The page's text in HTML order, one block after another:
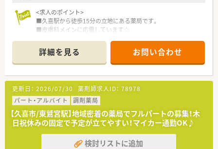
<求人のポイント>
■久喜駅から徒歩15分の立地にある薬局です。
■皮膚科メインに応需しています☆
■経験により年収650万円検討可能☆
■マイカー通勤も相談可能です！
<こんな会社です>
■るグループ全体で1都4県に30店舗以上の調剤薬局を展開して
いる会社です。
■アットホームで風通しのいい社風が魅力★社員の皆様が笑顔
で仕事ができる職場であること、また、その薬局だけではなく他
の薬局の社員同士での交流や気軽に相談や知識の共有などを行
なっています。
■産休・育休取得実績有！女性も長く働ける環境です。
■地域の皆様に愛される薬局を目指しています。
詳細を見る お問い合わせ
更新日： 2026/07/30 薬剤師求人ID： 78978
パート・アルバイト
調剤薬局
【久喜市/東鷲宮駅】地域密着の薬局でフルパートの募集！木
日祝休みの固定で予定が立てやすい！マイカー通勤OK♪
検討リストに追加